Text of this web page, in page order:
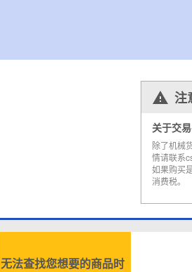
注
关于交
除了机械
情请联系
如果购买
消费税。
无法查找您想要的商品时